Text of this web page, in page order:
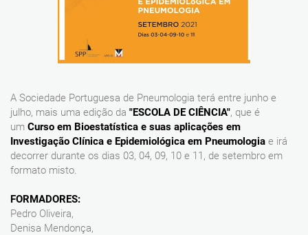
A Sociedade Portuguesa de Pneumologia terá entre junho e
julho, mais uma edição da "ESCOLA DE CIÊNCIA", que é
um Curso em Bioestatística e suas aplicações em
Investigação Clínica e Epidemiológica em Pneumologia e irá
decorrer durante os dias 03, 04, 09, 10 e 11, de setembro em
formato misto.
FORMADORES:
Pedro Oliveira,
Denisa Mendonça,